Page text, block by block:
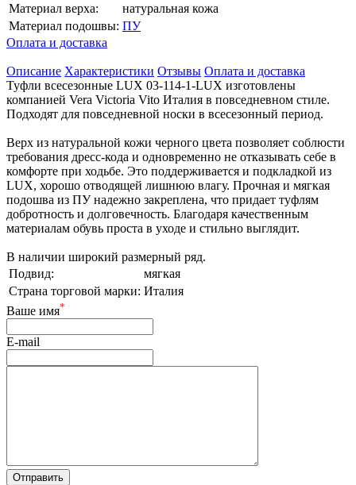
Материал верха:
натуральная кожа
Материал подошвы: ПУ
Оплата и доставка
Описание Характеристики Отзывы Оплата и доставка
Туфли всесезонные LUX 03-114-1-LUX изготовлены
компанией Vera Victoria Vito Италия в повседневном стиле.
Подходят для повседневной носки в всесезонный период.
Верх из натуральной кожи черного цвета позволяет соблюсти
требования дресс-кода и одновременно не отказывать себе в
комфорте при ходьбе. Это поддерживается и подкладкой из
LUX, хорошо отводящей лишнюю влагу. Прочная и мягкая
подошва из ПУ надежно закреплена, что придает туфлям
добротность и долговечность. Благодаря качественным
материалам обувь проста в уходе и стильно выглядит.
В наличии широкий размерный ряд.
Подвид:
мягкая
Страна торговой марки: Италия
Ваше имя*
E-mail